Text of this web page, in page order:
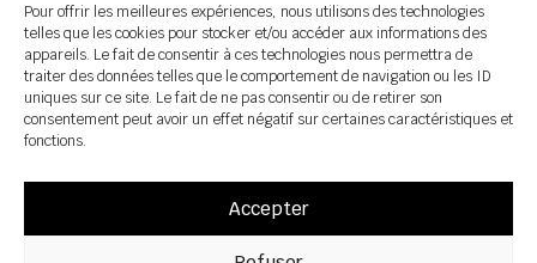
Pour offrir les meilleures expériences, nous utilisons des technologies
telles que les cookies pour stocker et/ou accéder aux informations des
appareils. Le fait de consentir à ces technologies nous permettra de
traiter des données telles que le comportement de navigation ou les ID
uniques sur ce site. Le fait de ne pas consentir ou de retirer son
consentement peut avoir un effet négatif sur certaines caractéristiques et
fonctions.
Accepter